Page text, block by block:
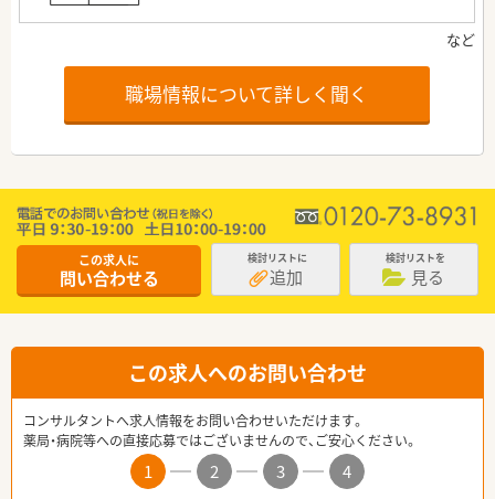
職場情報について詳しく聞く
この求人に
問い合わせる
検討リストに
追加
検討リストを
見る
この求人へのお問い合わせ
コンサルタントへ求人情報をお問い合わせいただけます。
薬局・病院等への直接応募ではございませんので、ご安心ください。
1 2 3
4